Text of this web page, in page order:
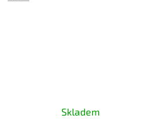
Skladem